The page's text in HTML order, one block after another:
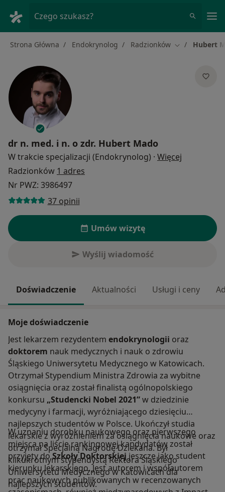
Czego szukasz?
Strona Główna Endokrynolog Radzionków Zmień miasto
Hubert
dr n. med. i n. o zdr. Hubert Mado
W trakcie specjalizacji (Endokrynolog) · Więcej
Radzionków 1 adres
Nr PWZ: 3986497
37 opinii
Umów wizytę
Wyślij wiadomość
Doświadczenie Aktualności Usługi i ceny
Moje doświadczenie
Jest lekarzem rezydentem endokrynologii oraz
doktorem nauk medycznych i nauk o zdrowiu
Śląskiego Uniwersytetu Medycznego w Katowicach.
Otrzymał Stypendium Ministra Zdrowia za wybitne
osiągnięcia oraz został finalistą ogólnopolskiego
konkursu „Studencki Nobel 2021”w dziedzinie
medycyny i farmacji, wyróżniającego dziesięciu
najlepszych studentów w Polsce. Ukończył studia
lekarskie z wyróżnieniem za osiągnięcia naukowe oraz
otrzymał Specjalną Nagrodę Dziekana. Był
kilkukrotnym stypendystą Rektora Śląskiego
Uniwersytetu Medycznego w Katowicach dla
najlepszych studentów.
W uznaniu dorobku naukowego oraz pierwszego
miejsca na liście rankingowej kandydatów został
przyjęty doSzkoły Doktorskiejjeszcze jako student
kierunku lekarskiego. Jest autorem i współautorem
prac naukowych publikowanych w recenzowanych